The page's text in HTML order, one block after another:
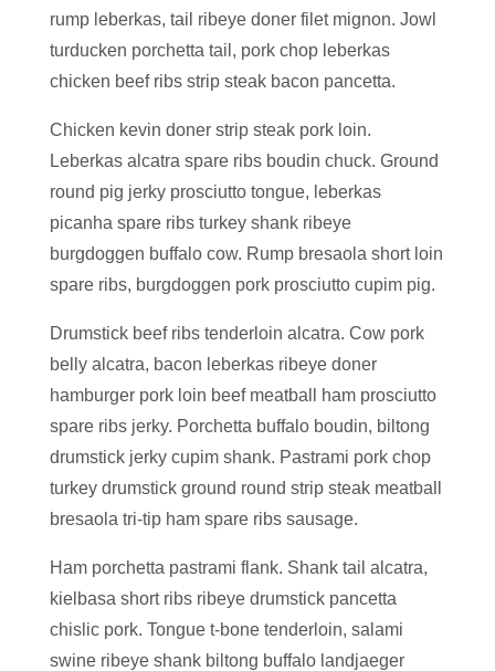
rump leberkas, tail ribeye doner filet mignon. Jowl
turducken porchetta tail, pork chop leberkas
chicken beef ribs strip steak bacon pancetta.
Chicken kevin doner strip steak pork loin.
Leberkas alcatra spare ribs boudin chuck. Ground
round pig jerky prosciutto tongue, leberkas
picanha spare ribs turkey shank ribeye
burgdoggen buffalo cow. Rump bresaola short loin
spare ribs, burgdoggen pork prosciutto cupim pig.
Drumstick beef ribs tenderloin alcatra. Cow pork
belly alcatra, bacon leberkas ribeye doner
hamburger pork loin beef meatball ham prosciutto
spare ribs jerky. Porchetta buffalo boudin, biltong
drumstick jerky cupim shank. Pastrami pork chop
turkey drumstick ground round strip steak meatball
bresaola tri-tip ham spare ribs sausage.
Ham porchetta pastrami flank. Shank tail alcatra,
kielbasa short ribs ribeye drumstick pancetta
chislic pork. Tongue t-bone tenderloin, salami
swine ribeye shank biltong buffalo landjaeger